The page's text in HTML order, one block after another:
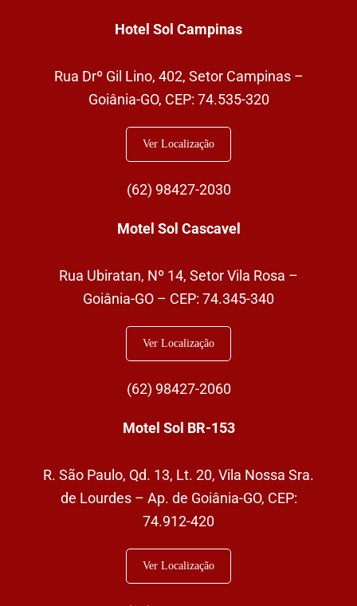
Hotel Sol Campinas
Rua Drº Gil Lino, 402, Setor Campinas –
Goiânia-GO, CEP: 74.535-320
Ver Localização
(62) 98427-2030
Motel Sol Cascavel
Rua Ubiratan, Nº 14, Setor Vila Rosa –
Goiânia-GO – CEP: 74.345-340
Ver Localização
(62) 98427-2060
Motel Sol BR-153
R. São Paulo, Qd. 13, Lt. 20, Vila Nossa Sra.
de Lourdes – Ap. de Goiânia-GO, CEP:
74.912-420
Ver Localização